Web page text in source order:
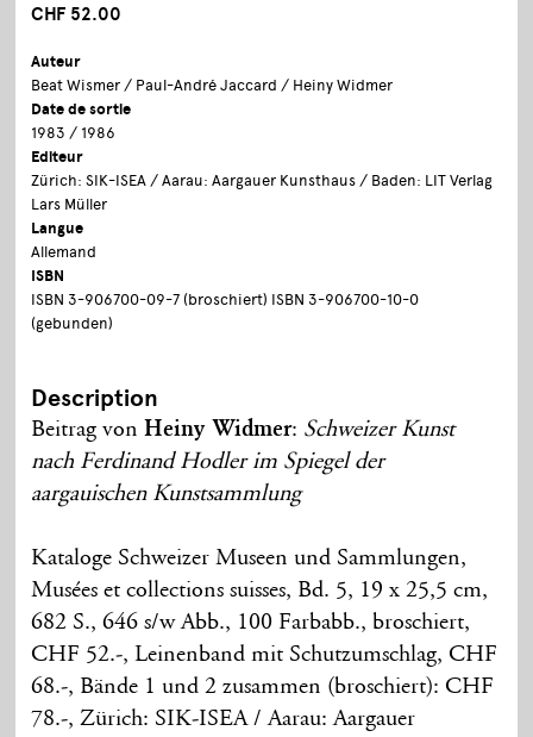
CHF 52.00
Auteur
Beat Wismer / Paul-André Jaccard / Heiny Widmer
Date de sortie
1983 / 1986
Editeur
Zürich: SIK-ISEA / Aarau: Aargauer Kunsthaus / Baden: LIT Verlag
Lars Müller
Langue
Allemand
ISBN
ISBN 3-906700-09-7 (broschiert) ISBN 3-906700-10-0
(gebunden)
Description
Beitrag vonHeiny Widmer: Schweizer Kunst
nach Ferdinand Hodler im Spiegel der
aargauischen Kunstsammlung
Kataloge Schweizer Museen und Sammlungen,
Musées et collections suisses, Bd. 5, 19 x 25,5 cm,
682 S., 646 s/w Abb., 100 Farbabb., broschiert,
CHF 52.-, Leinenband mit Schutzumschlag, CHF
68.-, Bände 1 und 2 zusammen (broschiert): CHF
78.-, Zürich: SIK-ISEA / Aarau: Aargauer